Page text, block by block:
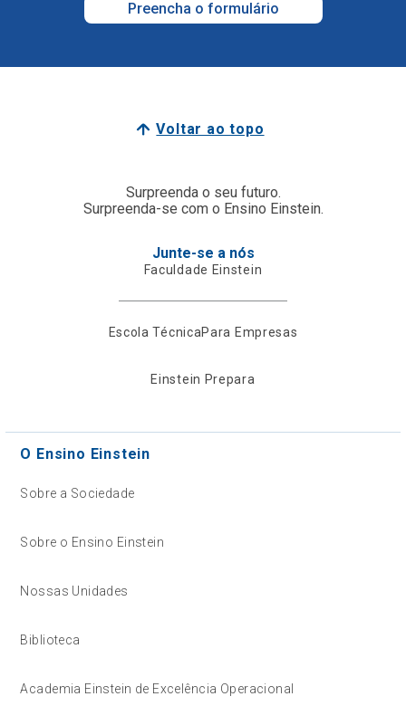
Preencha o formulário
Voltar ao topo
Surpreenda o seu futuro.
Surpreenda-se com o Ensino Einstein.
Junte-se a nós
Faculdade Einstein
Escola TécnicaPara Empresas
Einstein Prepara
O Ensino Einstein
Sobre a Sociedade
Sobre o Ensino Einstein
Nossas Unidades
Biblioteca
Academia Einstein de Excelência Operacional